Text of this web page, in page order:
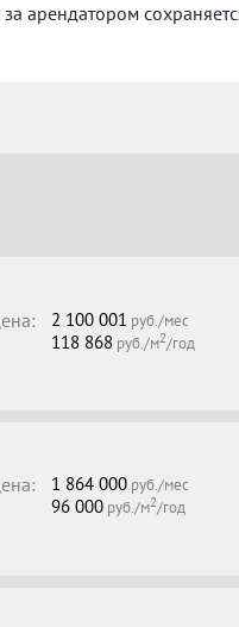
арендатором
2 100 001 руб./мес
118 868 руб./м2/год
1 864 000 руб./мес
96 000 руб./м2/год